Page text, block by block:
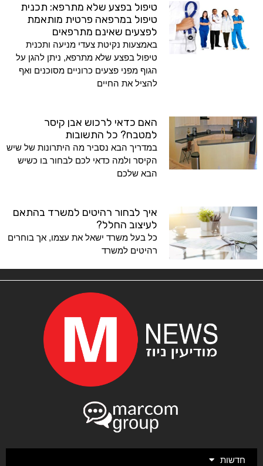
טיפול בפצע שלא מתרפא: תכנית
טיפול במרפאה פרטית מותאמת
לפצעים שאינם מתרפאים
באמצעות נקיטת צעדי מניעה ותכנית
טיפול בפצע שלא מתרפא, ניתן להגן על
הגוף מפני פצעים כרוניים מסוכנים ואף
להציל את החיים
האם כדאי לרכוש אבן קיסר
למטבח? כל התשובות
במדריך הבא נסביר מה היתרונות של שיש
הקיסר ולמה כדאי לכם לבחור בו כשיש
הבא שלכם
איך לבחור רהיטים למשרד בהתאם
לעיצוב החלל?
כל בעל משרד ישאל את עצמו, אך בוחרים
רהיטים למשרד
חדשות